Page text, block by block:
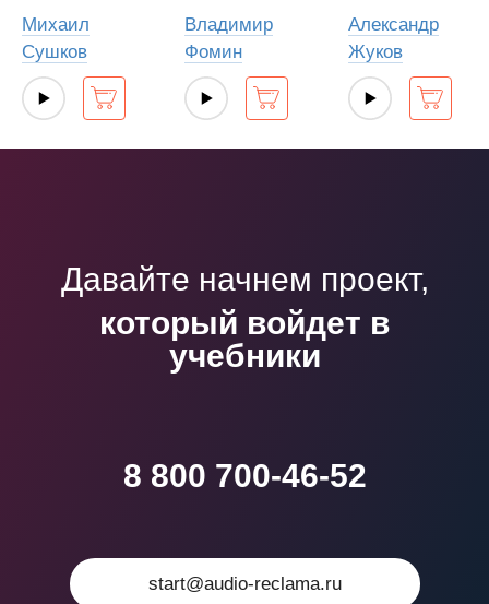
Михаил
Сушков
Владимир
Фомин
Александр
Жуков
Давайте начнем проект,
который войдет в
учебники
8 800 700-46-52
start@audio-reclama.ru